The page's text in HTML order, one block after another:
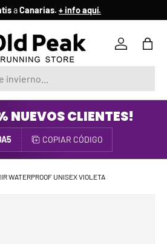
aCanarias. + info aquí.
Iniciar
NUEVOS CLIENTES!
COPIAR CÓDIGO
WATERPROOF UNISEX VIOLETA